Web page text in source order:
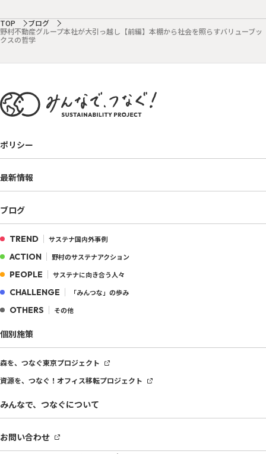
TOP
ブログ
野村不動産グループ本社が大引っ越し【前編】本棚から社会を照らすバリューブッ
クスの哲学
ポリシー
最新情報
ブログ
TREND サステナ国内外事例
ACTION 野村のサステナアクション
PEOPLE サステナに向き合う人々
CHALLENGE 「みんつな」の歩み
OTHERS その他
個別施策
森を、つなぐ東京プロジェクト
資源を、つなぐ！ オフィス移転プロジェクト
みんなで、つなぐについて
お問い合わせ